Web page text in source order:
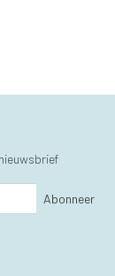
Abonneer